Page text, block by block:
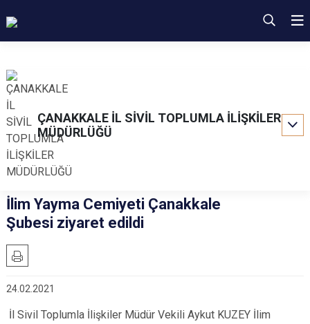
ÇANAKKALE İL SİVİL TOPLUMLA İLİŞKİLER
MÜDÜRLÜĞÜ
İlim Yayma Cemiyeti Çanakkale
Şubesi ziyaret edildi
24.02.2021
İl Sivil Toplumla İlişkiler Müdür Vekili Aykut KUZEY İlim